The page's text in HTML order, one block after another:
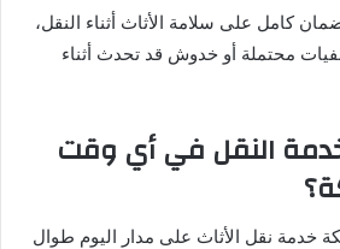
كامل على سلامة الأثاث أثناء النقل،
محتملة أو خدوش قد تحدث أثناء
النقل في أي وقت
خدمة نقل الأثاث على مدار اليوم طوال